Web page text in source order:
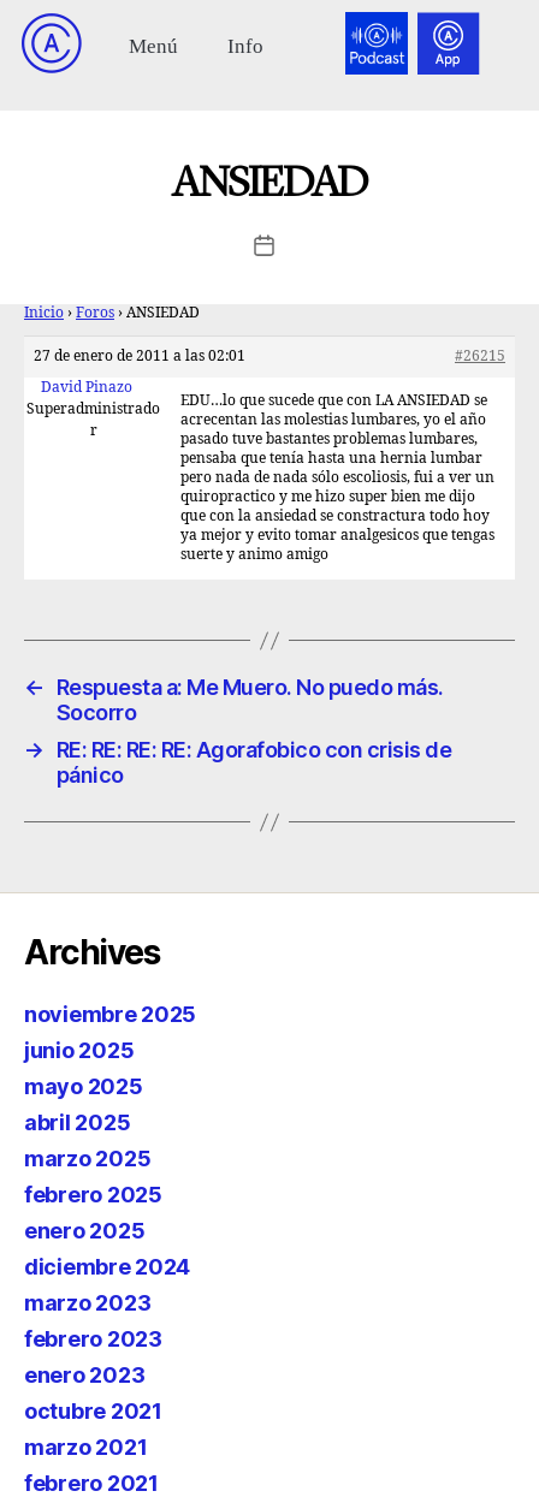
ANSIEDAD
Inicio › Foros › ANSIEDAD
27 de enero de 2011 a las 02:01
#26215
David Pinazo
Superadministrado
r
EDU…lo que sucede que con LA ANSIEDAD se
acrecentan las molestias lumbares, yo el año
pasado tuve bastantes problemas lumbares,
pensaba que tenía hasta una hernia lumbar
pero nada de nada sólo escoliosis, fui a ver un
quiropractico y me hizo super bien me dijo
que con la ansiedad se constractura todo hoy
ya mejor y evito tomar analgesicos que tengas
suerte y animo amigo
←
Respuesta a: Me Muero. No puedo más.
Socorro
→
RE: RE: RE: RE: Agorafobico con crisis de
pánico
Archives
noviembre 2025
junio 2025
mayo 2025
abril 2025
marzo 2025
febrero 2025
enero 2025
diciembre 2024
marzo 2023
febrero 2023
enero 2023
octubre 2021
marzo 2021
febrero 2021